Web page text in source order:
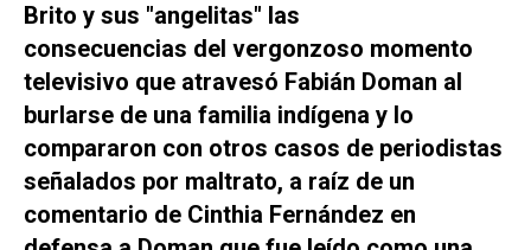
Brito y sus "angelitas" las
consecuencias del vergonzoso momento
televisivo que atravesó Fabián Doman al
burlarse de una familia indígena y lo
compararon con otros casos de periodistas
señalados por maltrato, a raíz de un
comentario de Cinthia Fernández en